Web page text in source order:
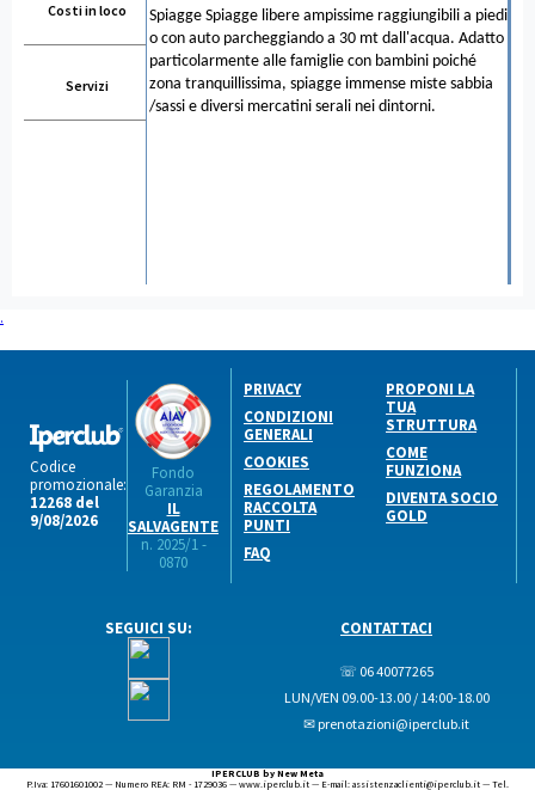
Costi in loco
Servizi
Spiagge Spiagge libere ampissime raggiungibili a piedi
o con auto parcheggiando a 30 mt dall'acqua. Adatto
particolarmente alle famiglie con bambini poiché
zona tranquillissima, spiagge immense miste sabbia
/sassi e diversi mercatini serali nei dintorni.
.
Codice
promozionale:
12268 del
9/08/2026
Fondo
Garanzia
IL
SALVAGENTE
n. 2025/1 -
0870
PRIVACY
CONDIZIONI
GENERALI
COOKIES
REGOLAMENTO
RACCOLTA
PUNTI
FAQ
PROPONI LA
TUA
STRUTTURA
COME
FUNZIONA
DIVENTA SOCIO
GOLD
SEGUICI SU: CONTATTACI
☏ 06 40077265
LUN/VEN 09.00-13.00 / 14:00-18.00
✉ prenotazioni@iperclub.it
IPERCLUB by New Meta
P.Iva: 17601601002 — Numero REA: RM - 1729036 — www.iperclub.it — E-mail: assistenzaclienti@iperclub.it — Tel.